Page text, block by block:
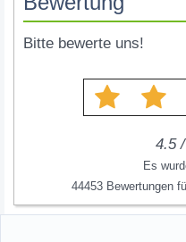
Bitte bewerte uns!
4.5/
Es
44453 Bewertungen